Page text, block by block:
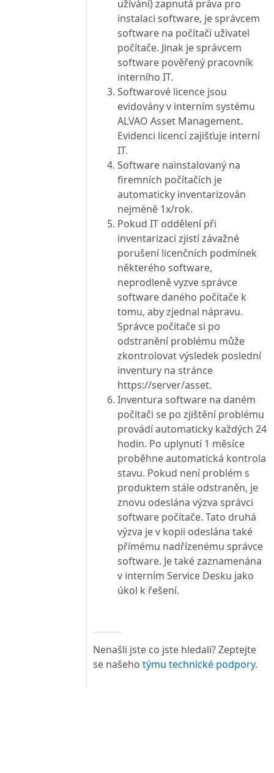
užívání) zapnutá práva pro
instalaci software, je správcem
software na počítači uživatel
počítače. Jinak je správcem
software pověřený pracovník
interního IT.
Softwarové licence jsou
evidovány v interním systému
ALVAO Asset Management.
Evidenci licencí zajišťuje interní
IT.
Software nainstalovaný na
firemních počítačích je
automaticky inventarizován
nejméně 1x/rok.
Pokud IT oddělení při
inventarizaci zjistí závažné
porušení licenčních podmínek
některého software,
neprodleně vyzve správce
software daného počítače k
tomu, aby zjednal nápravu.
Správce počítače si po
odstranění problému může
zkontrolovat výsledek poslední
inventury na stránce
https://server/asset.
Inventura software na daném
počítači se po zjištění problému
provádí automaticky každých 24
hodin. Po uplynutí 1 měsíce
proběhne automatická kontrola
stavu. Pokud není problém s
produktem stále odstraněn, je
znovu odeslána výzva správci
software počítače. Tato druhá
výzva je v kopii odeslána také
přímému nadřízenému správce
software. Je také zaznamenána
v interním Service Desku jako
úkol k řešení.
Nenašli jste co jste hledali? Zeptejte
se našeho týmu technické podpory.